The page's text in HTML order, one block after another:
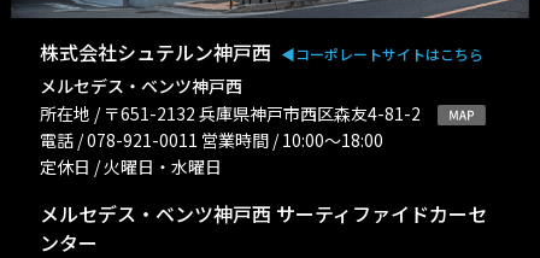
株式会社シュテルン神戸西 ◀︎コーポレートサイトはこちら
メルセデス・ベンツ神戸西
所在地 / 〒651-2132 兵庫県神戸市西区森友4-81-2
電話 / 078-921-0011 営業時間 / 10:00〜18:00
定休日 / 火曜日・水曜日
メルセデス・ベンツ神戸西 サーティファイドカーセ
ンター